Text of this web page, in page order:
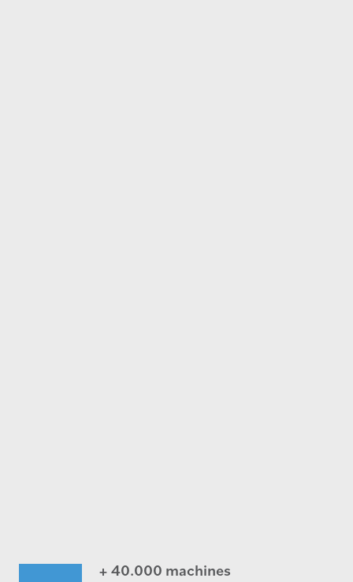
+ 40.000 machines